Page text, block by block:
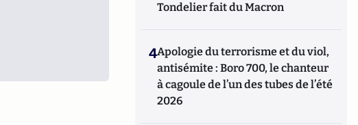
Tondelier fait du Macron
4Apologie du terrorisme et du viol,
antisémite : Boro 700, le chanteur
à cagoule de l’un des tubes de l’été
2026